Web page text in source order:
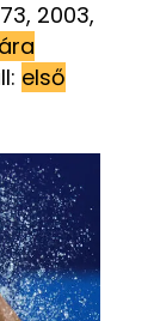
2003,
első